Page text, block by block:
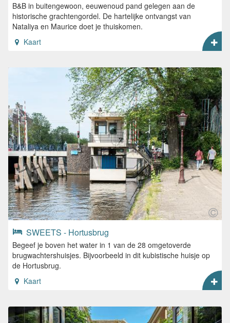
B&B in buitengewoon, eeuwenoud pand gelegen aan de
historische grachtengordel. De hartelijke ontvangst van
Nataliya en Maurice doet je thuiskomen.
Kaart
SWEETS - Hortusbrug
Begeef je boven het water in 1 van de 28 omgetoverde
brugwachtershuisjes. Bijvoorbeeld in dit kubistische huisje op
de Hortusbrug.
Kaart